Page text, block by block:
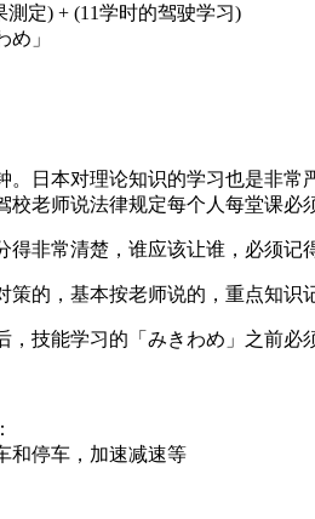
定) + (11学时的驾驶学习)
め」
。日本对理论知识的学习也是非
校老师说法律规定每个人每堂课必
得非常清楚，谁应该让谁，必须记
策的，基本按老师说的，重点知识
，技能学习的「みきわめ」之前必
和停车，加速减速等